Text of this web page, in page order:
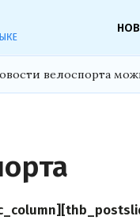
велоспорта